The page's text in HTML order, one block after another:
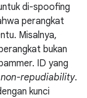
di-spoofing
perangkat
Misalnya,
bukan
ID yang
non-repudiability.
kunci